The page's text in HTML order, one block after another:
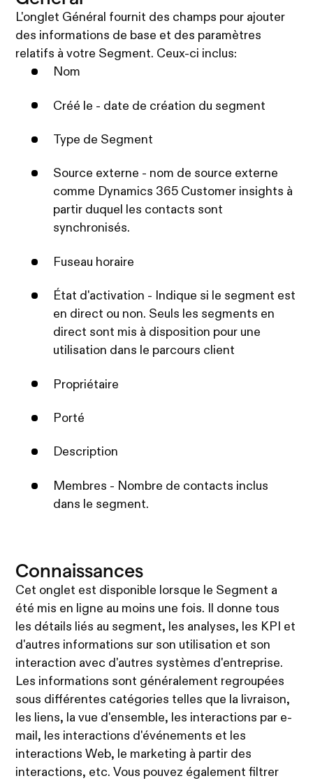
L'onglet Général fournit des champs pour ajouter
des informations de base et des paramètres
relatifs à votre Segment. Ceux-ci inclus:
Nom
Créé le - date de création du segment
Type de Segment
Source externe - nom de source externe
comme Dynamics 365 Customer insights à
partir duquel les contacts sont
synchronisés.
Fuseau horaire
État d'activation - Indique si le segment est
en direct ou non. Seuls les segments en
direct sont mis à disposition pour une
utilisation dans le parcours client
Propriétaire
Porté
Description
Membres - Nombre de contacts inclus
dans le segment.
Connaissances
Cet onglet est disponible lorsque le Segment a
été mis en ligne au moins une fois. Il donne tous
les détails liés au segment, les analyses, les KPI et
d'autres informations sur son utilisation et son
interaction avec d'autres systèmes d'entreprise.
Les informations sont généralement regroupées
sous différentes catégories telles que la livraison,
les liens, la vue d'ensemble, les interactions par e-
mail, les interactions d'événements et les
interactions Web, le marketing à partir des
interactions, etc. Vous pouvez également filtrer